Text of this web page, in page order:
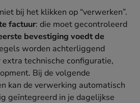
bij het klikken op “verwerken”.
factuur: die moet gecontroleerd
bevestiging voedt de
worden achterliggend
technische configuratie,
Bij de volgende
kan de verwerking automatisch
geïntegreerd in je dagelijkse